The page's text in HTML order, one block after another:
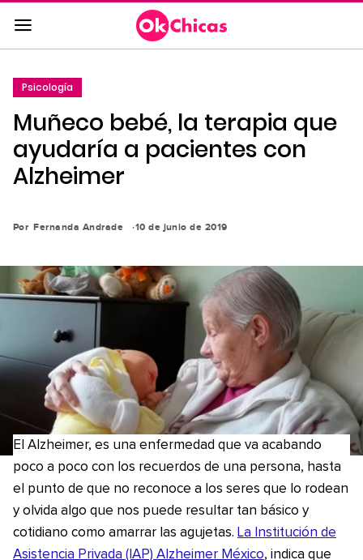
Saltar
al
contenido
a
la
navegación
principal
Psicología
Muñeco bebé, la terapia que
ayudaría a pacientes con
Alzheimer
Por Fernanda Andrade 10 de junio de 2019
El Alzheimer, es una enfermedad que va acabando
poco a poco con los recuerdos de una persona, hasta
el punto de que no reconoce a los seres que lo rodean
y olvida algo que nos puede resultar tan básico y
cotidiano como amarrar las agujetas. La Institución de
Asistencia Privada (IAP) Alzheimer México, indica que